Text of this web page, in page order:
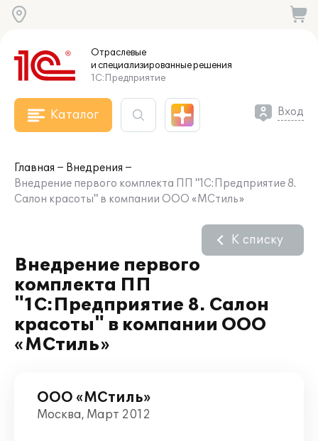
Отраслевые
и специализированныерешения
1С:Предприятие
Каталог Вход
Главная
Внедрения
Внедрение первого комплекта ПП "1С:Предприятие 8.
Салон красоты" в компании ООО «МСтиль»
Внедрение первого
комплекта ПП
"1С:Предприятие 8. Салон
красоты" в компании ООО
«МСтиль»
К списку
ООО «МСтиль»
Москва, Март 2012